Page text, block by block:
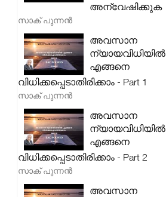
അന്വേഷിക്കുക
സാക് പുന്നൻ
അവസാന
ന്യായവിധിയിൽ
എങ്ങനെ
വിധിക്കപ്പെടാതിരിക്കാം - Part 1
സാക് പുന്നൻ
അവസാന
ന്യായവിധിയിൽ
എങ്ങനെ
വിധിക്കപ്പെടാതിരിക്കാം - Part 2
സാക് പുന്നൻ
അവസാന